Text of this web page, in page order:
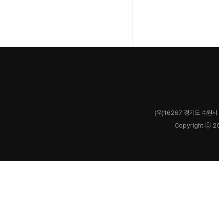
(우)16267 경기도 수원
Copyright ⓒ